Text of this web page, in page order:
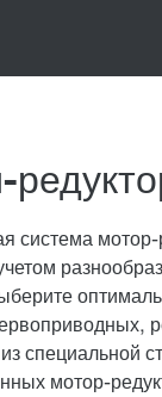
система мотор-
специальной
мотор-